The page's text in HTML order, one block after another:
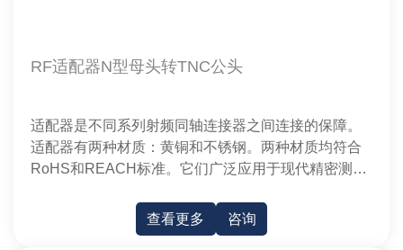
RF适配器N型母头转TNC公头
适配器是不同系列射频同轴连接器之间连接的保障。
适配器有两种材质：黄铜和不锈钢。两种材质均符合
RoHS和REACH标准。它们广泛应用于现代精密测量
查看更多
咨询